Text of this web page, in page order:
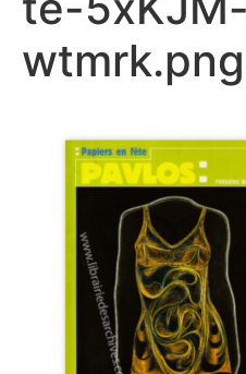
wtmrk.png